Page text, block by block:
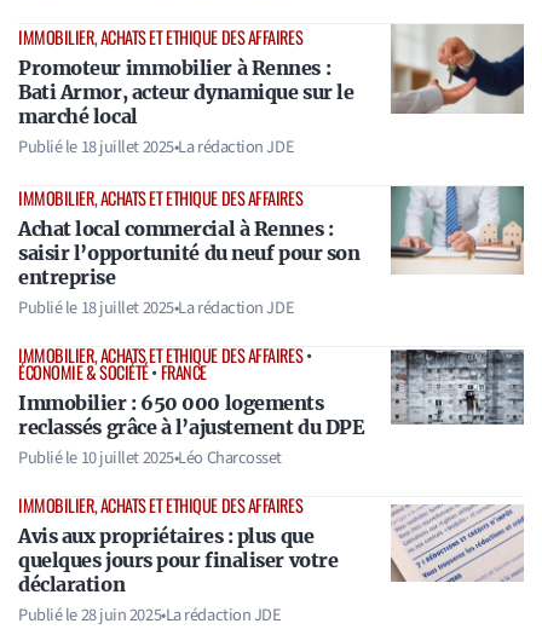
IMMOBILIER, ACHATS ET ETHIQUE DES AFFAIRES
Promoteur immobilier à Rennes :
Bati Armor, acteur dynamique sur le
marché local
Publié le18 juillet 2025•La rédaction JDE
IMMOBILIER, ACHATS ET ETHIQUE DES AFFAIRES
Achat local commercial à Rennes :
saisir l’opportunité du neuf pour son
entreprise
Publié le18 juillet 2025•La rédaction JDE
IMMOBILIER, ACHATS ET ETHIQUE DES AFFAIRES•
ÉCONOMIE & SOCIÉTÉ•FRANCE
Immobilier : 650 000 logements
reclassés grâce à l’ajustement du DPE
Publié le10 juillet 2025•Léo Charcosset
IMMOBILIER, ACHATS ET ETHIQUE DES AFFAIRES
Avis aux propriétaires : plus que
quelques jours pour finaliser votre
déclaration
Publié le28 juin 2025•La rédaction JDE